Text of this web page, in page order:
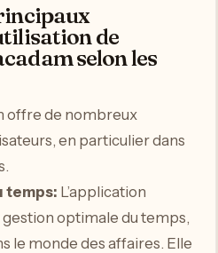
de
selon les
offre de nombreux
en particulier dans
temps: L’application
optimale du temps,
le monde des affaires. Elle